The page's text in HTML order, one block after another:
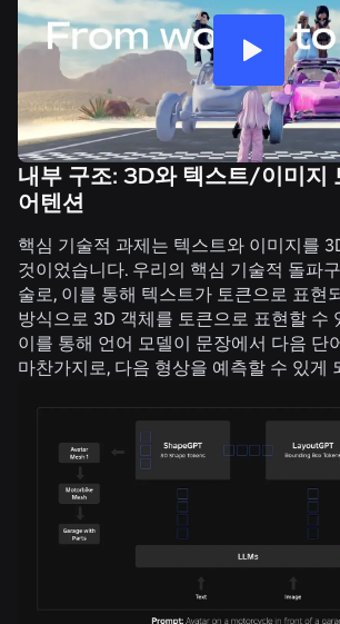
내부 구조: 3D와 텍스트/이미지
어텐션
핵심 기술적 과제는 텍스트와 이미지를
것이었습니다. 우리의 핵심 기술적 돌파
술로, 이를 통해 텍스트가 토큰으로 표현
방식으로 3D 객체를 토큰으로 표현할 수
이를 통해 언어 모델이 문장에서 다음 단
마찬가지로, 다음 형상을 예측할 수 있게